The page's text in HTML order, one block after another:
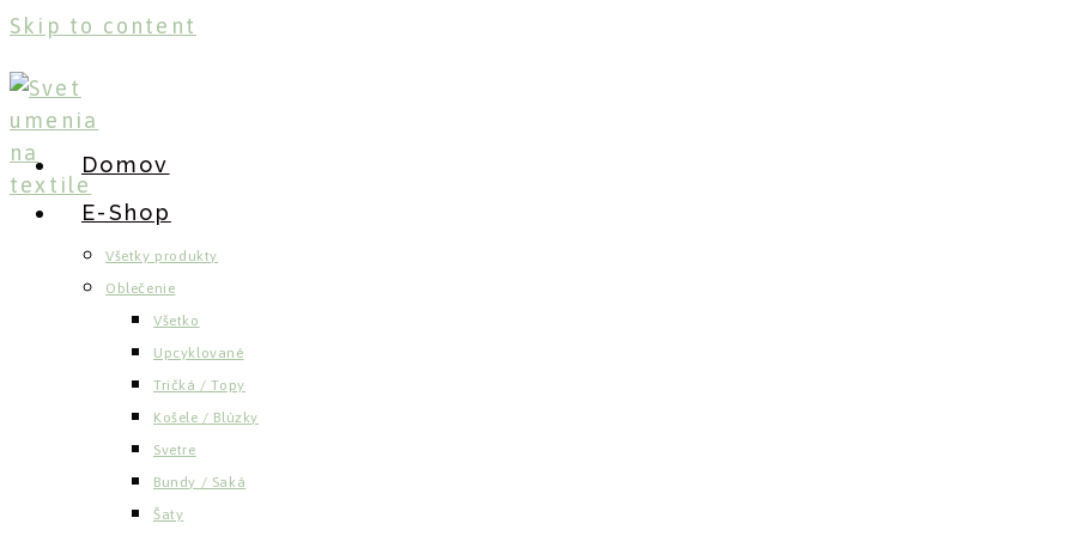
Skip to content
Domov
E-Shop
Všetky produkty
Oblečenie
Všetko
Upcyklované
Tričká / Topy
Košele / Blúzky
Svetre
Bundy / Saká
Šaty